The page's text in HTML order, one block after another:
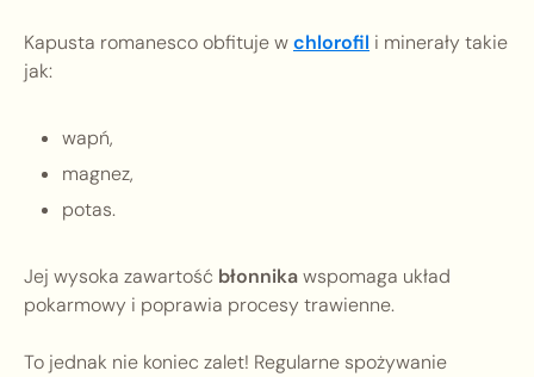
Kapusta romanesco obfituje wchlorofil i minerały takie
jak:
wapń,
magnez,
potas.
Jej wysoka zawartość błonnikawspomaga układ
pokarmowy i poprawia procesy trawienne.
To jednak nie koniec zalet! Regularne spożywanie